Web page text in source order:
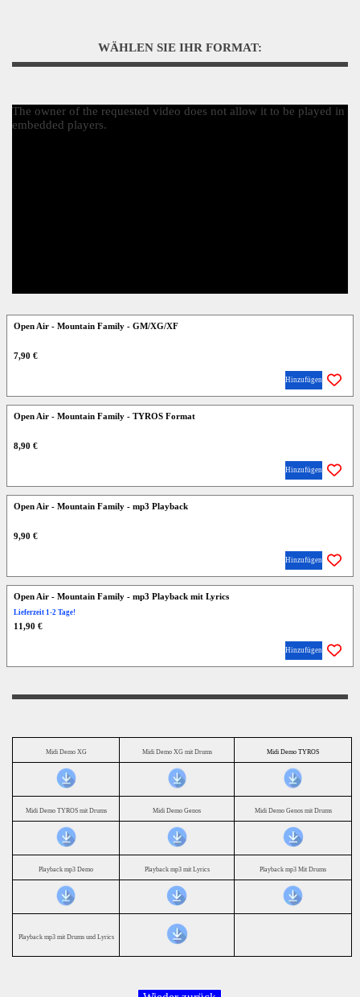
WÄHLEN SIE IHR FORMAT:
The owner of the requested video does not allow it to be played in
embedded players.
Open Air - Mountain Family - GM/XG/XF
7,90 €
Hinzufügen
Open Air - Mountain Family - TYROS Format
8,90 €
Hinzufügen
Open Air - Mountain Family - mp3 Playback
9,90 €
Hinzufügen
Open Air - Mountain Family - mp3 Playback mit Lyrics
Lieferzeit 1-2 Tage!
11,90 €
Hinzufügen
Midi Demo XG Midi Demo XG mit Drums Midi Demo TYROS
Midi Demo TYROS mit Drums Midi Demo Genos Midi Demo Genos mit Drums
Playback mp3 Demo Playback mp3 mit Lyrics Playback mp3 Mit Drums
Playback mp3 mit Drums und Lyrics